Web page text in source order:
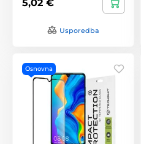
5,02 €
Usporedba
Osnovna